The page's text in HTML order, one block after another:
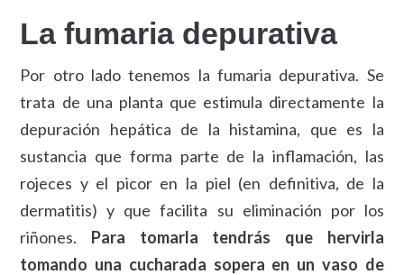
La fumaria depurativa
Por otro lado tenemos la fumaria depurativa. Se
trata de una planta que estimula directamente la
depuración hepática de la histamina, que es la
sustancia que forma parte de la inflamación, las
rojeces y el picor en la piel (en definitiva, de la
dermatitis) y que facilita su eliminación por los
riñones. Para tomarla tendrás que hervirla
tomando una cucharada sopera en un vaso de